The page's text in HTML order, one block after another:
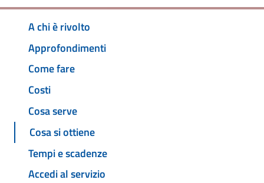
A chi è rivolto
Approfondimenti
Come fare
Costi
Cosa serve
Cosa si ottiene
Tempi e scadenze
Accedi al servizio